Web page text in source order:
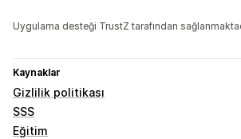
Uygulama desteği TrustZ tarafından
Kaynaklar
Gizlilik politikası
SSS
Eğitim